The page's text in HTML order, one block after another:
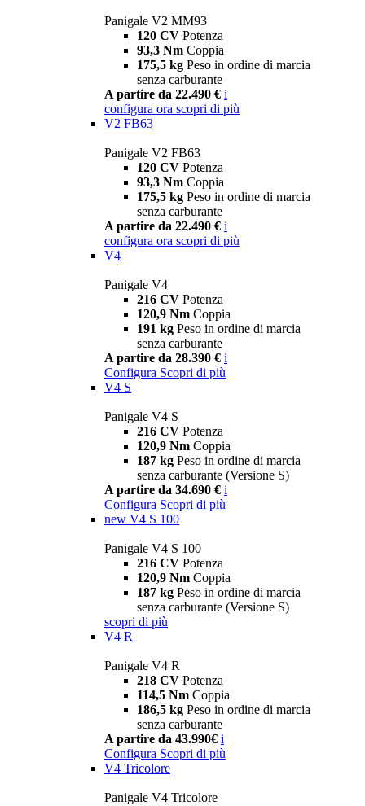
Panigale V2 MM93
120 CV Potenza
93,3 Nm Coppia
175,5 kg Peso in ordine di marcia
senza carburante
A partire da 22.490 € i
configura ora scopri di più
V2 FB63
Panigale V2 FB63
120 CV Potenza
93,3 Nm Coppia
175,5 kg Peso in ordine di marcia
senza carburante
A partire da 22.490 € i
configura ora scopri di più
V4
Panigale V4
216 CV Potenza
120,9 Nm Coppia
191 kg Peso in ordine di marcia
senza carburante
A partire da 28.390 € i
Configura Scopri di più
V4 S
Panigale V4 S
216 CV Potenza
120,9 Nm Coppia
187 kg Peso in ordine di marcia
senza carburante (Versione S)
A partire da 34.690 € i
Configura Scopri di più
new V4 S 100
Panigale V4 S 100
216 CV Potenza
120,9 Nm Coppia
187 kg Peso in ordine di marcia
senza carburante (Versione S)
scopri di più
V4 R
Panigale V4 R
218 CV Potenza
114,5 Nm Coppia
186,5 kg Peso in ordine di marcia
senza carburante
A partire da 43.990€ i
Configura Scopri di più
V4 Tricolore
Panigale V4 Tricolore